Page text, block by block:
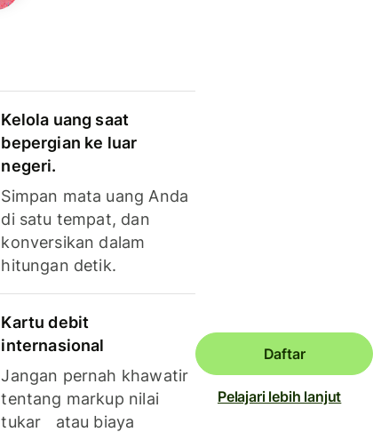
Kelola uang saat
bepergian ke luar
negeri.
Simpan mata uang Anda
di satu tempat, dan
konversikan dalam
hitungan detik.
Kartu debit
internasional
Jangan pernah khawatir
tentang markup nilai
tukar atau biaya
Daftar
Pelajari lebih lanjut